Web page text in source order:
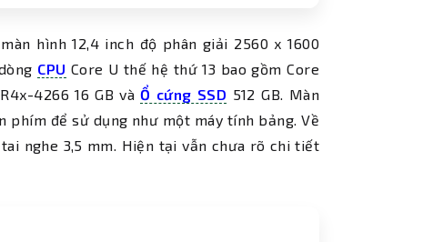
hình 12,4 inch độ phân giải 2560 x 1600
CPU Core U thế hệ thứ 13 bao gồm Core
4266 16 GB vàỔ cứng SSD 512 GB. Màn
phím để sử dụng như một máy tính bảng. Về
nghe 3,5 mm. Hiện tại vẫn chưa rõ chi tiết